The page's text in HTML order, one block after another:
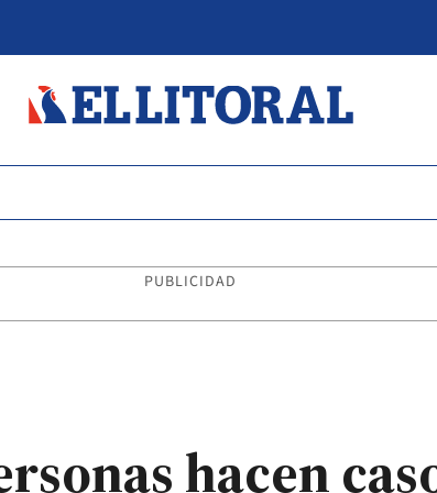
PUBLICIDAD
hacen